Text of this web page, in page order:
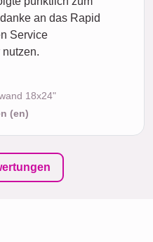
an das Rapid
Service
18x24"
(en)